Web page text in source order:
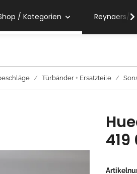
/ Kategorien Reynaers/
Türbänder + Ersatzteile
419